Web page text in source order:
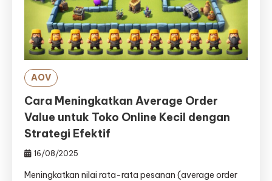
AOV
Cara Meningkatkan Average Order
Value untuk Toko Online Kecil dengan
Strategi Efektif
16/08/2025
Meningkatkan nilai rata-rata pesanan (average order